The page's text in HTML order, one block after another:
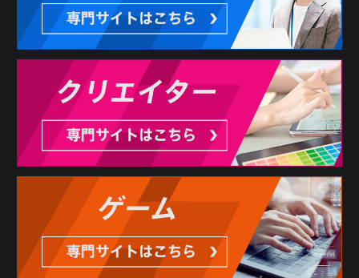
す。ただし、当社が必要と判断する情報が提供されない場
合には、本サービスの全部または一部を利用できない場合
があります。
第3条 反社会的勢力の排除
1. 利用者は、現在、暴力団、暴力団員、暴力団員でなくな
った時から5年を経過しない者、暴力団準構成員、暴力団関
係企業、総会屋等、社会運動等標ぼうゴロ、特殊知能暴力
集団その他これらに準ずる者（総称して以下、反社会的勢
力といいます。）に該当せず、かつ、次のいずれにも該当
しないことを表明し、また、将来にわたってもこれらに該
当しないことを確約するものとします。
(1) 反社会的勢力が経営を支配していると認められる関係を
有すること
(2) 反社会的勢力が経営に実質的に関与していると認められ
る関係を有すること
(3) 自己もしくは第三者の不正の利益を図る目的または第三